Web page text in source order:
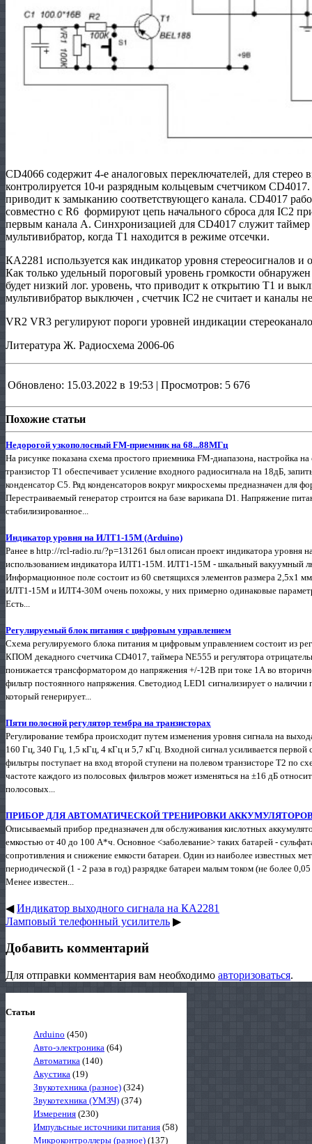
CD4066 содержит 4-е аналоговых переключателей, для
контролируется 10-и разрядным кольцевым счетчиком
приводит к замыканию соответствующего канала. CD4017
совместно с R6 формируют цепь начального сброса для IC2
первым канала А. Синхронизацией для CD4017 служит таймер
мультивибратор, когда Т1 находится в режиме отсечки.
КА2281 используется как индикатор уровня стереосигналов
Как только удельный пороговый уровень громкости
будет низкий лог. уровень, что приводит к открытию Т1 и
мультивибратор выключен , счетчик IC2 не считает и каналы
VR2 VR3 регулируют пороги уровней индикации
Литература Ж. Радиосхема 2006-06
Обновлено: 15.03.2022 в 19:53 | Просмотров: 5 676
Похожие статьи
Недорогой узкополосный FM-приемник на 68...88МГц
На рисунке показана схема простого приемника FM-диапазона, настройка
транзистор Т1 обеспечивает усиление входного радиосигнала на 18дБ,
конденсатор С5. Ряд конденсаторов вокруг микросхемы предназначен для
Перестраиваемый генератор строится на базе варикапа D1. Напряжение
стабилизированное...
Индикатор уровня на ИЛТ1-15М (Arduino)
Ранее в http://rcl-radio.ru/?p=131261 был описан проект индикатора уровня
использованием индикатора ИЛТ1-15М. ИЛТ1-15М - шкальный вакуумный
Информационное поле состоит из 60 светящихся элементов размера 2,5х1
ИЛТ1-15М и ИЛТ4-30М очень похожы, у них примерно одинаковые
Есть...
Регулируемый блок питания с цифровым управлением
Схема регулируемого блока питания м цифровым управлением состоит из
КПОМ декадного счетчика CD4017, таймера NE555 и регулятора
понижается трансформатором до напряжения +/-12В при токе 1А во
фильтр постоянного напряжения. Светодиод LED1 сигнализирует о
который генерирует...
Пяти полосной регулятор тембра на транзисторах
Регулирование тембра происходит путем изменения уровня сигнала на
160 Гц, 340 Гц, 1,5 кГц, 4 кГц и 5,7 кГц. Входной сигнал усиливается первой
фильтры поступает на вход второй ступени на полевом транзисторе Т2 по
частоте каждого из полосовых фильтров может изменяться на ±16 дБ
полосовых...
ПРИБОР ДЛЯ АВТОМАТИЧЕСКОЙ ТРЕНИРОВКИ
Описываемый прибор предназначен для обслуживания кислотных
емкостью от 40 до 100 А*ч. Основное <заболевание> таких батарей -
сопротивления и снижение емкости батареи. Один из наиболее известных
периодической (1 - 2 раза в год) разрядке батареи малым током (не более
Менее известен...
◀Индикатор выходного сигнала на КА2281
Ламповый телефонный усилитель ▶
Добавить комментарий
Для отправки комментария вам необходимо авторизоваться.
Статьи
Arduino (450)
Авто-электроника (64)
Автоматика (140)
Акустика (19)
Звукотехника (разное) (324)
Звукотехника (УМЗЧ) (374)
Измерения (230)
Импульсные источники питания (58)
Микроконтроллеры (разное) (137)